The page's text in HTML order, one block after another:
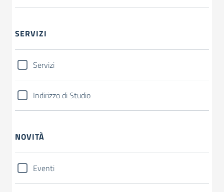
SERVIZI
Servizi
Indirizzo di Studio
NOVITÀ
Eventi